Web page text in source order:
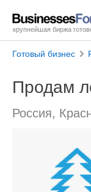
крупнейшая биржа
Готовый бизнес
Продам
Россия,